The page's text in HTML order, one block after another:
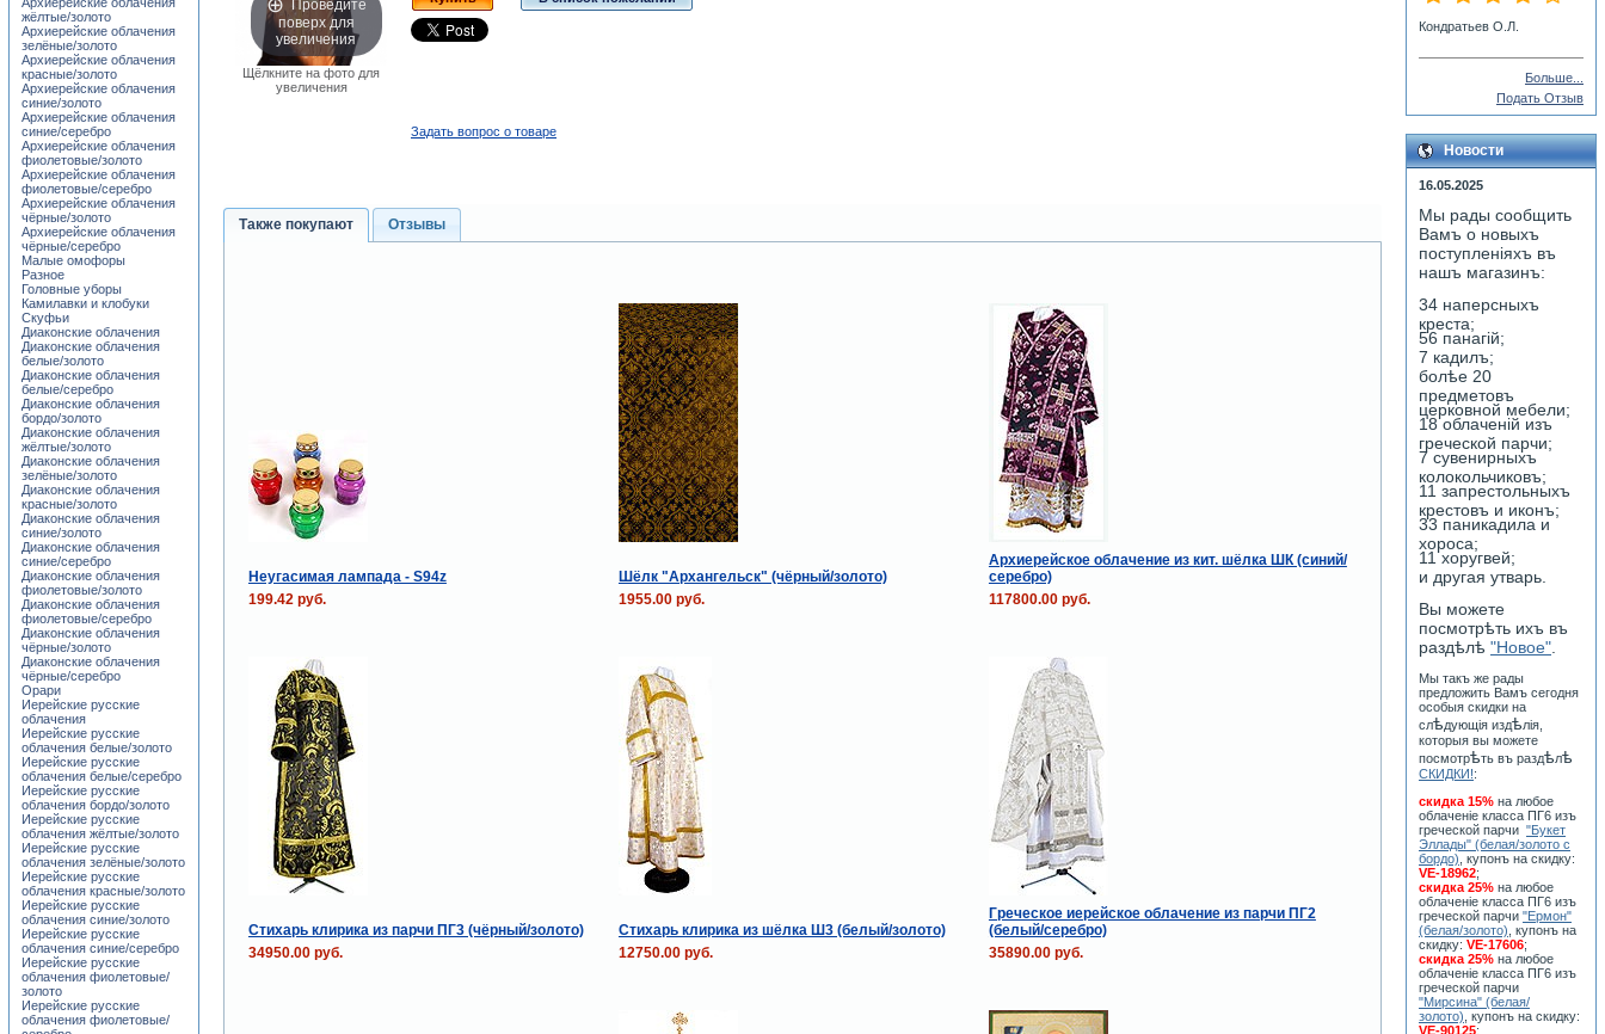
поверх для
увеличения
Щёлкните на фото для
увеличения
Задать вопрос о товаре
Также покупают Отзывы
Неугасимая лампада - S94z Шёлк "Архангельск" (чёрный/золото)
Архиерейское облачение из кит. шёлка ШК (синий/
серебро)
199.42 руб.
1955.00 руб. 117800.00 руб.
Стихарь клирика из парчи ПГ3 (чёрный/золото) Стихарь клирика из шёлка Ш3 (белый/золото)
Греческое иерейское облачение из парчи ПГ2
(белый/серебро)
34950.00 руб.
12750.00 руб. 35890.00 руб.
жёлтые/золото
Архиерейские облачения
зелёные/золото
Архиерейские облачения
красные/золото
Архиерейские облачения
синие/золото
Архиерейские облачения
синие/серебро
Архиерейские облачения
фиолетовые/золото
Архиерейские облачения
фиолетовые/серебро
Архиерейские облачения
чёрные/золото
Архиерейские облачения
чёрные/серебро
Малые омофоры
Разное
Головные уборы
Камилавки и клобуки
Скуфьи
Диаконские облачения
Диаконские облачения
белые/золото
Диаконские облачения
белые/серебро
Диаконские облачения
бордо/золото
Диаконские облачения
жёлтые/золото
Диаконские облачения
зелёные/золото
Диаконские облачения
красные/золото
Диаконские облачения
синие/золото
Диаконские облачения
синие/серебро
Диаконские облачения
фиолетовые/золото
Диаконские облачения
фиолетовые/серебро
Диаконские облачения
чёрные/золото
Диаконские облачения
чёрные/серебро
Орари
Иерейские русские
облачения
Иерейские русские
облачения белые/золото
Иерейские русские
облачения белые/серебро
Иерейские русские
облачения бордо/золото
Иерейские русские
облачения жёлтые/золото
Иерейские русские
облачения зелёные/золото
Иерейские русские
облачения красные/золото
Иерейские русские
облачения синие/золото
Иерейские русские
облачения синие/серебро
Иерейские русские
облачения фиолетовые/
золото
Иерейские русские
облачения фиолетовые/
Кондратьев О.Л.
Больше...
Подать Отзыв
Новости
16.05.2025
Мы рады сообщить
Вамъ о новыхъ
поступленiяхъ въ
нашъ магазинъ:
34 наперсныхъ
креста;
56 панагiй;
7 кадилъ;
болѣе 20
предметовъ
церковной мебели;
18 облаченiй изъ
греческой парчи;
7 сувенирныхъ
колокольчиковъ;
11 запрестольныхъ
крестовъ и иконъ;
33 паникадила и
хороса;
11 хоругвей;
и другая утварь.
Вы можете
посмотрѣть ихъ въ
раздѣлѣ "Новое"
Мы такъ же рады
предложить Вамъ сегодня
особыя скидки на
слѣдующiя издѣлiя,
которыя вы можете
посмотрѣть въ раздѣлѣ
СКИДКИ!:
скидка 15% на любое
облаченiе класса ПГ6 изъ
греческой парчи "Букет
Эллады" (белая/золото с
бордо) , купонъ на скидку:
VE-18962;
скидка 25% на любое
облаченiе класса ПГ6 изъ
греческой парчи "Ермон"
(белая/золото) , купонъ на
скидку: VE-17606;
скидка 25% на любое
облаченiе класса ПГ6 изъ
греческой парчи
"Мирсина" (белая/
золото) , купонъ на скидку:
VE-90125;